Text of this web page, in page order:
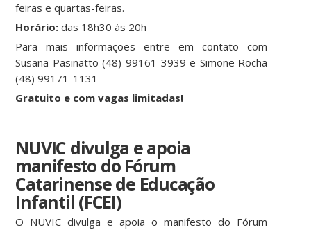
feiras e quartas-feiras.
Horário: das 18h30 às 20h
Para mais informações entre em contato com
Susana Pasinatto (48) 99161-3939 e Simone Rocha
(48) 99171-1131
Gratuito e com vagas limitadas!
NUVIC divulga e apoia
manifesto do Fórum
Catarinense de Educação
Infantil (FCEI)
O NUVIC divulga e apoia o manifesto do Fórum